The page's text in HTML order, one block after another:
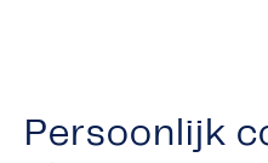
Persoonlijk